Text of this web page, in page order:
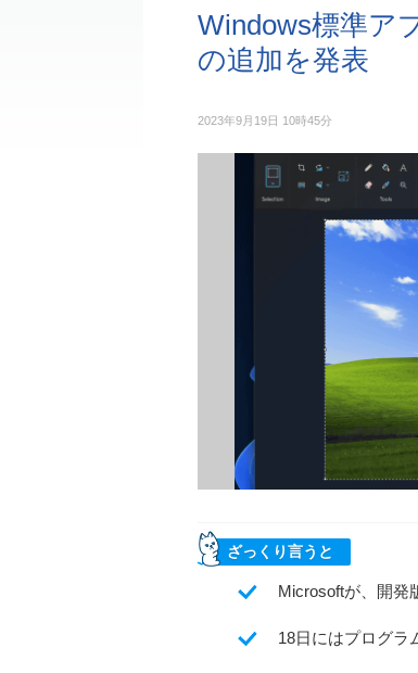
Windows標準ア
の追加を発表
2023年9月19日 10時45分
ざっくり言うと
Microsoftが、開発
18日にはプログラ